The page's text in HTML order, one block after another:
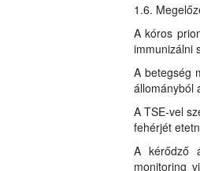
1.6.
A kóros
immunizálni
A betegség
állományból
A TSE-vel
fehérjét
A kérődző
monitoring